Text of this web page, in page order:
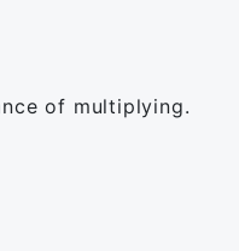
of multiplying.